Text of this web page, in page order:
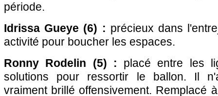
période.
Idrissa Gueye (6) : précieux dans
activité pour boucher les espaces.
Ronny Rodelin (5) : placé entre les
solutions pour ressortir le ballon. Il
vraiment brillé offensivement. Remplacé